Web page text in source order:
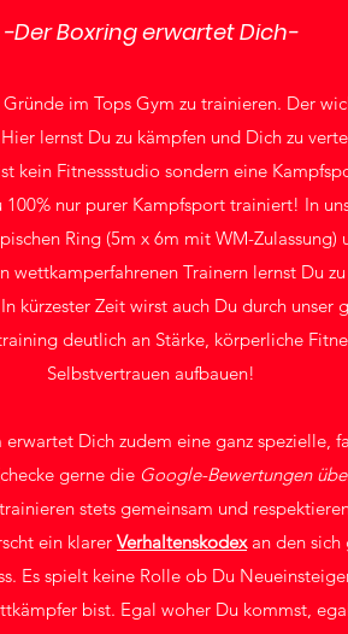
-Der Boxring erwartet Dich-
im Tops Gym zu trainieren. Der
lernst Du zu kämpfen und Dich zu
st kein Fitnessstudio sondern eine
100% nur purer Kampfsport trainiert! In
Ring (5m x 6m mit WM-Zulassung)
wettkamperfahrenen Trainern lernst Du
kürzester Zeit wirst auch Du durch unser
deutlich an Stärke, körperliche
Selbstvertrauen aufbauen!
erwartet Dich zudem eine ganz spezielle,
gerne die Google-Bewertungen
stets gemeinsam und
ein klarer Verhaltenskodexan den sich
. Es spielt keine Rolle ob Du
bist. Egal woher Du kommst,